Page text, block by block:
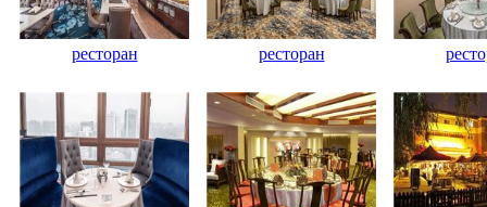
ресторан ресторан